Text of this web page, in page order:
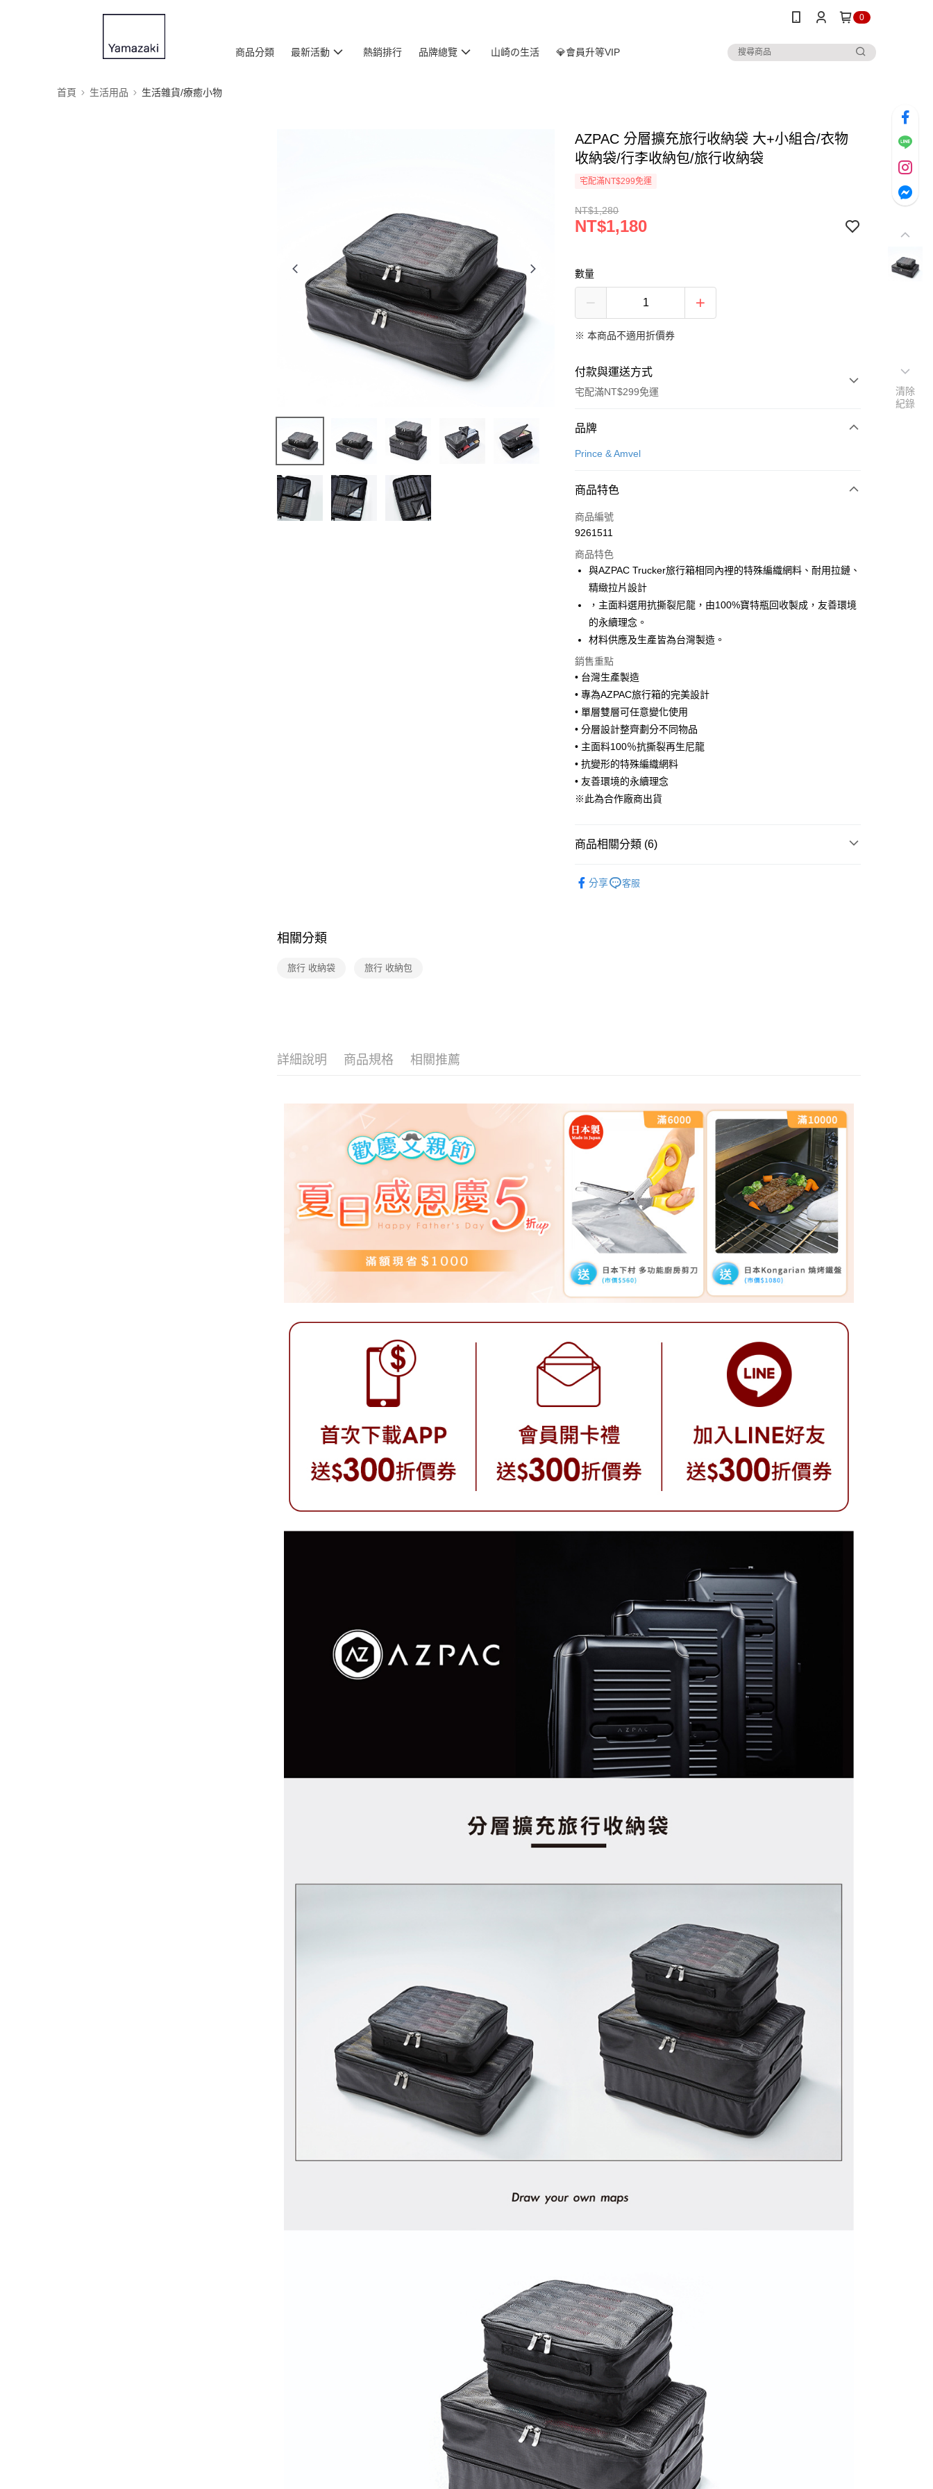
0
商品分類 最新活動 熱銷排行 品牌總覽 山崎の生活 💎會員升等VIP
首頁 生活用品 生活雜貨/療癒小物
AZPAC 分層擴充旅行收納袋 大+小組合/衣物
收納袋/行李收納包/旅行收納袋
宅配滿NT$299免運
NT$1,280
NT$1,180
數量
※ 本商品不適用折價券
付款與運送方式
宅配滿NT$299免運
付款方式
信用卡一次付款
悠遊付
Google Pay
全盈+PAY
大哥付你分期
相關說明
【大哥付你分期使用說明】
2.付款方式選擇「大哥付你分期」，訂單成立後會自動跳轉到大哥付的交易
流程，驗證手機門號後，選擇欲分期的期數、繳款截止日，確認付款後即
3.實際核准額度、可分期數及費用金額請依後續交易確認頁面所載為準。
4.訂單成立30分鐘內，如未前往確認交易或遇審核未通過，訂單將自動取
消。如遇「轉專審核」未通過狀況，表示未達大哥付你分期系統評分，恕
無法說明評估內容。
【繳款方式說明】
1.分期款項不併入電信帳單，「大哥付你分期」於每月結算日後寄送繳費提
醒簡訊。
2.透過簡訊連結打開帳單後，可選擇「超商條碼／台灣大直營門市／銀行轉
帳／街口支付／iPASS MONEY」等通路繳費。
1.本服務係由「台灣大哥大股份有限公司」（以下簡稱本公司）所提供，讓
用戶於交易時，得透過本服務購買商品或服務，並由商店將買賣／分期付
資料（包含姓名、電話或地址）提供予台灣大哥大進項蒐集、處理及利
ATM付款
運送方式
宅配【父親節大回饋】限時$299免運
每筆NT$150，滿NT$299(含以上)免運費
品牌
Prince & Amvel
商品特色
商品編號
9261511
商品特色
與AZPAC Trucker旅行箱相同內裡的特殊編織網料、耐用拉鏈、
精緻拉片設計
，主面料選用抗撕裂尼龍，由100%寶特瓶回收製成，友善環境
的永續理念。
材料供應及生產皆為台灣製造。
銷售重點
• 台灣生產製造
• 專為AZPAC旅行箱的完美設計
• 單層雙層可任意變化使用
• 分層設計整齊劃分不同物品
• 主面料100％抗撕裂再生尼龍
• 抗變形的特殊編織網料
• 友善環境的永續理念
※此為合作廠商出貨
商品相關分類 (6)
分享 客服
相關分類
旅行 收納袋 旅行 收納包
詳細說明 商品規格 相關推薦
清除
紀錄